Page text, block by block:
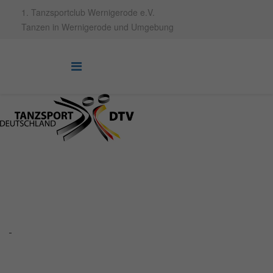
1. Tanzsportclub Wernigerode e.V.
Tanzen in Wernigerode und Umgebung